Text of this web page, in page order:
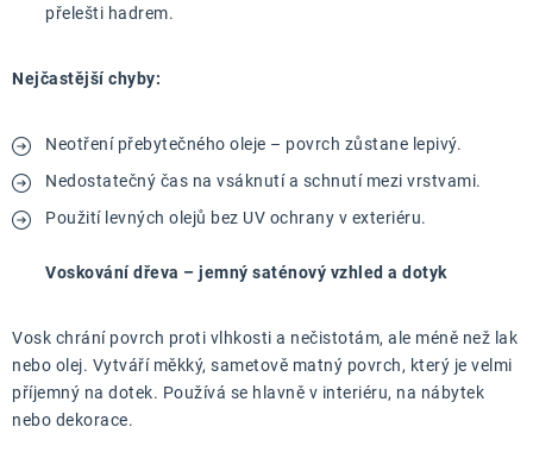
přelešti hadrem.
Nejčastější chyby:
Neotření přebytečného oleje – povrch zůstane lepivý.
Nedostatečný čas na vsáknutí a schnutí mezi vrstvami.
Použití levných olejů bez UV ochrany v exteriéru.
Voskování dřeva – jemný saténový vzhled a dotyk
Vosk chrání povrch proti vlhkosti a nečistotám, ale méně než lak
nebo olej. Vytváří měkký, sametově matný povrch, který je velmi
příjemný na dotek. Používá se hlavně v interiéru, na nábytek
nebo dekorace.